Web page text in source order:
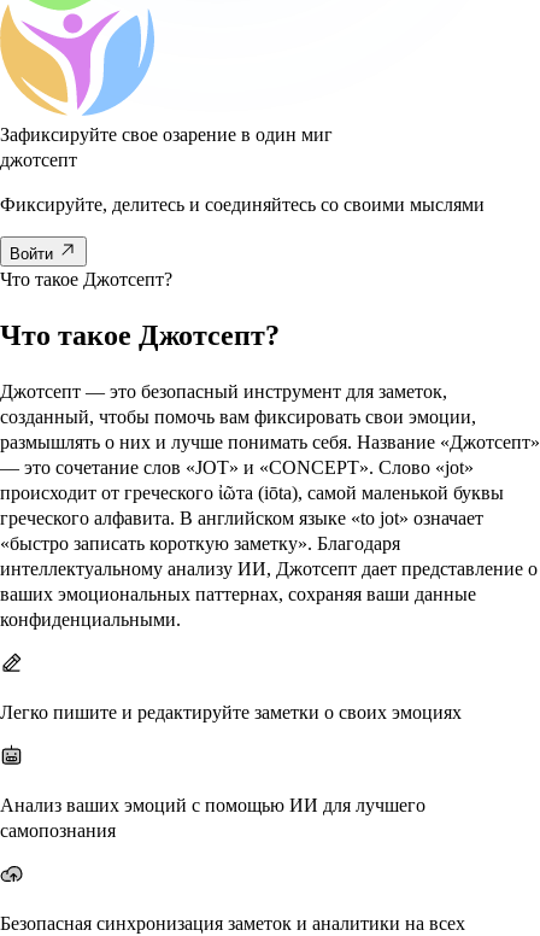
Зафиксируйте свое озарение в один миг
джотсепт
Фиксируйте, делитесь и соединяйтесь со своими мыслями
Войти
Что такое Джотсепт?
Что такое Джотсепт?
Джотсепт — это безопасный инструмент для заметок,
созданный, чтобы помочь вам фиксировать свои эмоции,
размышлять о них и лучше понимать себя. Название «Джотсепт»
— это сочетание слов «JOT» и «CONCEPT». Слово «jot»
происходит от греческого ἰῶта (iōta), самой маленькой буквы
греческого алфавита. В английском языке «to jot» означает
«быстро записать короткую заметку». Благодаря
интеллектуальному анализу ИИ, Джотсепт дает представление о
ваших эмоциональных паттернах, сохраняя ваши данные
конфиденциальными.
Легко пишите и редактируйте заметки о своих эмоциях
Анализ ваших эмоций с помощью ИИ для лучшего
самопознания
Безопасная синхронизация заметок и аналитики на всех